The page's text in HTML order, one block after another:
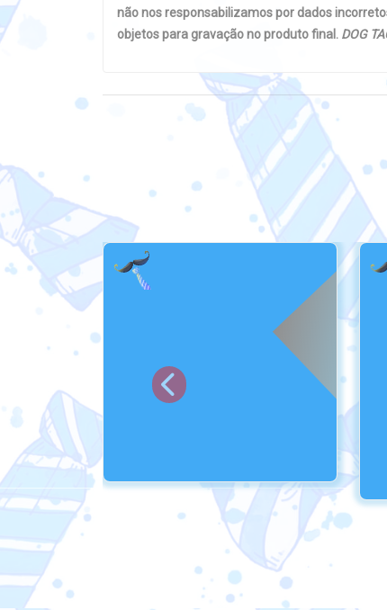
não nos responsabilizamos por dados
objetos para gravação no produto final. DOG